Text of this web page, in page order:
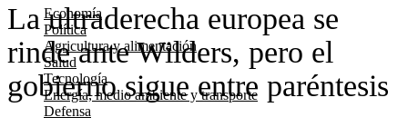
Economía
Política
Agricultura y alimentación
Salud
Tecnología
Energía, medio ambiente y transporte
Defensa
La ultraderecha europea se
rinde ante Wilders, pero el
gobierno sigue entre paréntesis